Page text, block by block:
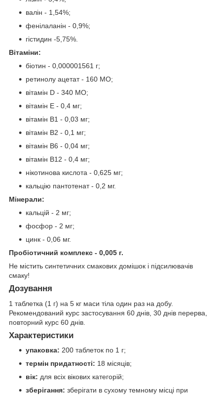
валін - 1,54%;
фенілаланін - 0,9%;
гістидин -5,75%.
Вітаміни:
біотин - 0,000001561 г;
ретинолу ацетат - 160 МО;
вітамін D - 340 МО;
вітамін E - 0,4 мг;
вітамін В1 - 0,03 мг;
вітамін В2 - 0,1 мг;
вітамін В6 - 0,04 мг;
вітамін В12 - 0,4 мг;
нікотинова кислота - 0,625 мг;
кальцію пантотенат - 0,2 мг.
Мінерали:
кальцій - 2 мг;
фосфор - 2 мг;
цинк - 0,06 мг.
Пробіотичний комплекс - 0,005 г.
Не містить синтетичних смакових домішок і підсилювачів
смаку!
Дозування
1 таблетка (1 г) на 5 кг маси тіла один раз на добу.
Рекомендований курс застосування 60 днів, 30 днів перерва,
повторний курс 60 днів.
Характеристики
упаковка: 200 таблеток по 1 г;
термін придатності: 18 місяців;
вік: для всіх вікових категорій;
зберігання: зберігати в сухому темному місці при